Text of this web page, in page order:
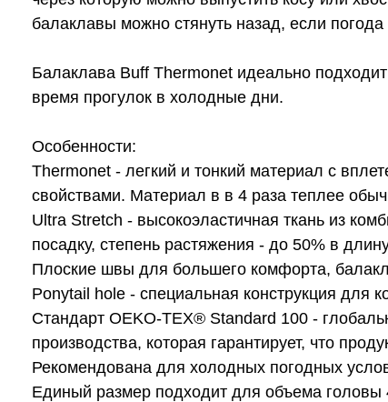
балаклавы можно стянуть назад, если
Балаклава Buff Thermonet идеально
время прогулок в холодные дни.
Особенности:
Thermonet - легкий и тонкий материал с
свойствами. Материал в в 4 раза теплее
Ultra Stretch - высокоэластичная ткань из
посадку, степень растяжения - до 50% в
Плоские швы для большего комфорта,
Ponytail hole - специальная конструкция для
Стандарт OEKO-TEX® Standard 100 -
производства, которая гарантирует, что
Рекомендована для холодных погодных
Единый размер подходит для объема головы